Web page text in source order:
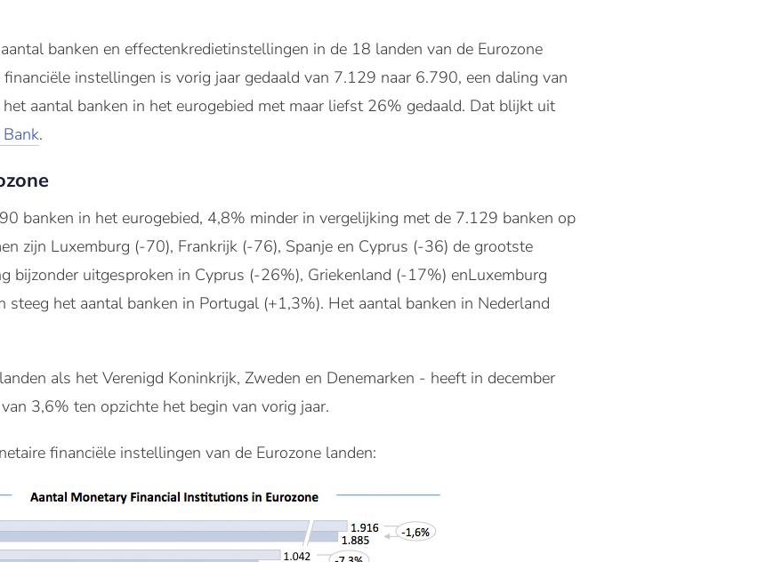
banken en effectenkredietinstellingen in de 18 landen van de Eurozone
instellingen is vorig jaar gedaald van 7.129 naar 6.790, een daling van
aantal banken in het eurogebied met maar liefst 26% gedaald. Dat blijkt uit
Bank.
banken in het eurogebied, 4,8% minder in vergelijking met de 7.129 banken op
zijn Luxemburg (-70), Frankrijk (-76), Spanje en Cyprus (-36) de grootste
bijzonder uitgesproken in Cyprus (-26%), Griekenland (-17%) enLuxemburg
steeg het aantal banken in Portugal (+1,3%). Het aantal banken in Nederland
als het Verenigd Koninkrijk, Zweden en Denemarken - heeft in december
3,6% ten opzichte het begin van vorig jaar.
financiële instellingen van de Eurozone landen: